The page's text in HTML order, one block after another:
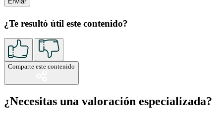
¿Te resultó útil este contenido?
Comparte este contenido
¿Necesitas una valoración especializada?